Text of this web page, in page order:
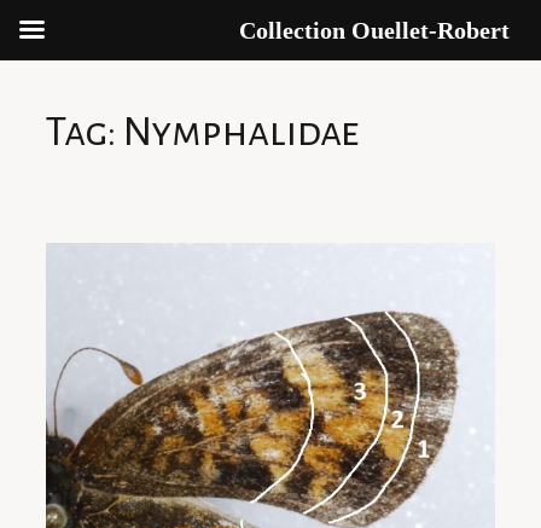
contentTag: Nymphalidae
Collection Ouellet-Robert